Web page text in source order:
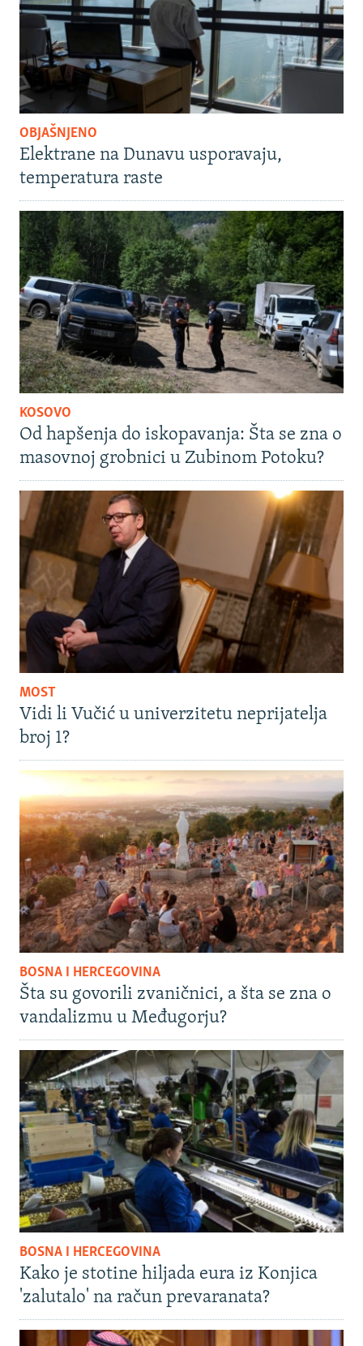
OBJAŠNJENO
Elektrane na Dunavu usporavaju,
temperatura raste
KOSOVO
Od hapšenja do iskopavanja: Šta se zna o
masovnoj grobnici u Zubinom Potoku?
MOST
Vidi li Vučić u univerzitetu neprijatelja
broj 1?
BOSNA I HERCEGOVINA
Šta su govorili zvaničnici, a šta se zna o
vandalizmu u Međugorju?
BOSNA I HERCEGOVINA
Kako je stotine hiljada eura iz Konjica
'zalutalo' na račun prevaranata?